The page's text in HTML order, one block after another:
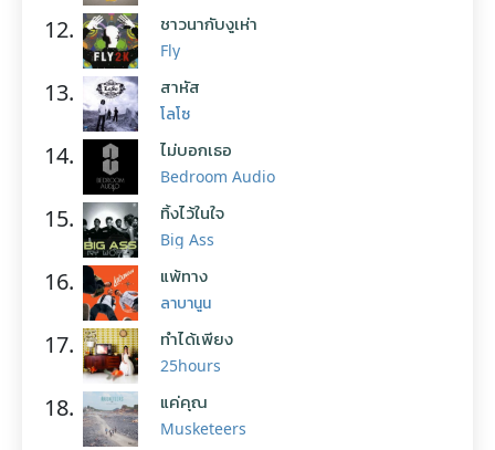
12. ชาวนากับงูเห่า
Fly
13. สาหัส
โลโซ
14. ไม่บอกเธอ
Bedroom Audio
15. ทิ้งไว้ในใจ
Big Ass
16. แพ้ทาง
ลาบานูน
17. ทำได้เพียง
25hours
18. แค่คุณ
Musketeers